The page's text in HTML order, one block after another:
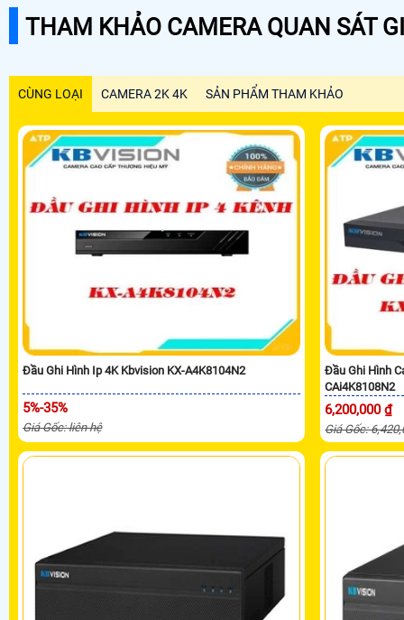
THAM KHẢO CAMERA QUAN SÁT
CÙNG LOẠI CAMERA 2K 4K SẢN PHẨM THAM KHẢO
Đầu Ghi Hình Ip 4K Kbvision KX-A4K8104N2
5%-35%
Giá Gốc: liên hệ
Đầu Ghi Hình
CAi4K8108N2
6,200,000 ₫
Giá Gốc: